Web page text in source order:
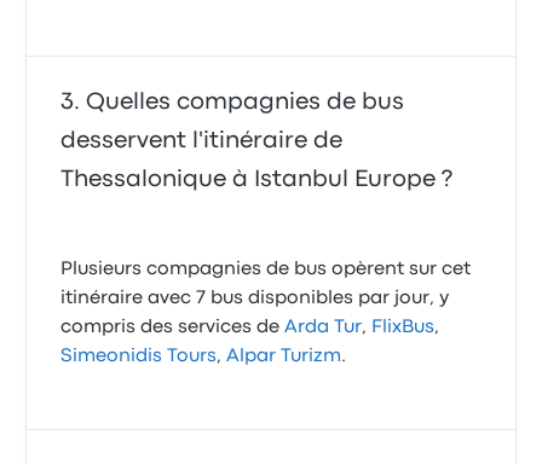
Quelles compagnies de bus
desservent l'itinéraire de
Thessalonique à Istanbul Europe ?
Plusieurs compagnies de bus opèrent sur cet
itinéraire avec 7 bus disponibles par jour, y
compris des services deArda Tur, FlixBus,
Simeonidis Tours,Alpar Turizm.